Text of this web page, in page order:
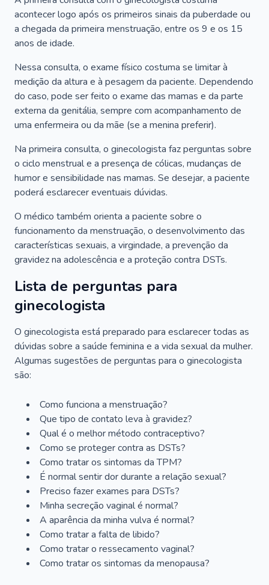
acontecer logo após os primeiros sinais da puberdade ou
a chegada da primeira menstruação, entre os 9 e os 15
anos de idade.
Nessa consulta, o exame físico costuma se limitar à
medição da altura e à pesagem da paciente. Dependendo
do caso, pode ser feito o exame das mamas e da parte
externa da genitália, sempre com acompanhamento de
uma enfermeira ou da mãe (se a menina preferir).
Na primeira consulta, o ginecologista faz perguntas sobre
o ciclo menstrual e a presença de cólicas, mudanças de
humor e sensibilidade nas mamas. Se desejar, a paciente
poderá esclarecer eventuais dúvidas.
O médico também orienta a paciente sobre o
funcionamento da menstruação, o desenvolvimento das
características sexuais, a virgindade, a prevenção da
gravidez na adolescência e a proteção contra DSTs.
Lista de perguntas para
ginecologista
O ginecologista está preparado para esclarecer todas as
dúvidas sobre a saúde feminina e a vida sexual da mulher.
Algumas sugestões de perguntas para o ginecologista
são:
Como funciona a menstruação?
Que tipo de contato leva à gravidez?
Qual é o melhor método contraceptivo?
Como se proteger contra as DSTs?
Como tratar os sintomas da TPM?
É normal sentir dor durante a relação sexual?
Preciso fazer exames para DSTs?
Minha secreção vaginal é normal?
A aparência da minha vulva é normal?
Como tratar a falta de libido?
Como tratar o ressecamento vaginal?
Como tratar os sintomas da menopausa?